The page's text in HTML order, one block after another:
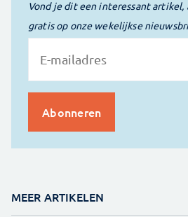
Vond je dit een interessant artikel,
gratis op onze wekelijkse
MEER ARTIKELEN